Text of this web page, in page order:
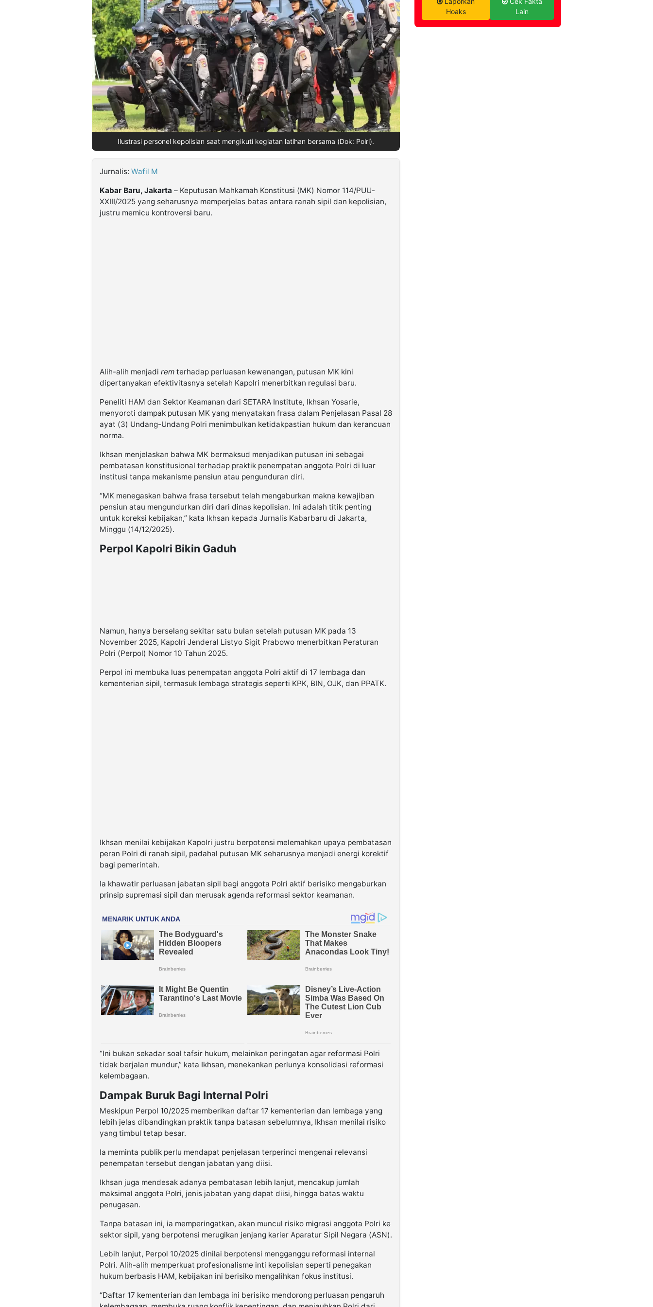
Ilustrasi personel kepolisian saat mengikuti kegiatan latihan bersama (Dok: Polri).
Jurnalis: Wafil M
Kabar Baru, Jakarta – Keputusan Mahkamah Konstitusi (MK) Nomor 114/PUU-
XXIII/2025 yang seharusnya memperjelas batas antara ranah sipil dan kepolisian,
justru memicu kontroversi baru.
Alih-alih menjadi rem terhadap perluasan kewenangan, putusan MK kini
dipertanyakan efektivitasnya setelah Kapolri menerbitkan regulasi baru.
Peneliti HAM dan Sektor Keamanan dari SETARA Institute, Ikhsan Yosarie,
menyoroti dampak putusan MK yang menyatakan frasa dalam Penjelasan Pasal 28
ayat (3) Undang-Undang Polri menimbulkan ketidakpastian hukum dan kerancuan
norma.
Ikhsan menjelaskan bahwa MK bermaksud menjadikan putusan ini sebagai
pembatasan konstitusional terhadap praktik penempatan anggota Polri di luar
institusi tanpa mekanisme pensiun atau pengunduran diri.
“MK menegaskan bahwa frasa tersebut telah mengaburkan makna kewajiban
pensiun atau mengundurkan diri dari dinas kepolisian. Ini adalah titik penting
untuk koreksi kebijakan,” kata Ikhsan kepada Jurnalis Kabarbaru di Jakarta,
Minggu (14/12/2025).
Perpol Kapolri Bikin Gaduh
Namun, hanya berselang sekitar satu bulan setelah putusan MK pada 13
November 2025, Kapolri Jenderal Listyo Sigit Prabowo menerbitkan Peraturan
Polri (Perpol) Nomor 10 Tahun 2025.
Perpol ini membuka luas penempatan anggota Polri aktif di 17 lembaga dan
kementerian sipil, termasuk lembaga strategis seperti KPK, BIN, OJK, dan PPATK.
Ikhsan menilai kebijakan Kapolri justru berpotensi melemahkan upaya pembatasan
peran Polri di ranah sipil, padahal putusan MK seharusnya menjadi energi korektif
bagi pemerintah.
Ia khawatir perluasan jabatan sipil bagi anggota Polri aktif berisiko mengaburkan
prinsip supremasi sipil dan merusak agenda reformasi sektor keamanan.
“Ini bukan sekadar soal tafsir hukum, melainkan peringatan agar reformasi Polri
tidak berjalan mundur,” kata Ikhsan, menekankan perlunya konsolidasi reformasi
kelembagaan.
Dampak Buruk Bagi Internal Polri
Meskipun Perpol 10/2025 memberikan daftar 17 kementerian dan lembaga yang
lebih jelas dibandingkan praktik tanpa batasan sebelumnya, Ikhsan menilai risiko
yang timbul tetap besar.
Ia meminta publik perlu mendapat penjelasan terperinci mengenai relevansi
penempatan tersebut dengan jabatan yang diisi.
Ikhsan juga mendesak adanya pembatasan lebih lanjut, mencakup jumlah
maksimal anggota Polri, jenis jabatan yang dapat diisi, hingga batas waktu
penugasan.
Tanpa batasan ini, ia memperingatkan, akan muncul risiko migrasi anggota Polri ke
sektor sipil, yang berpotensi merugikan jenjang karier Aparatur Sipil Negara (ASN).
Lebih lanjut, Perpol 10/2025 dinilai berpotensi mengganggu reformasi internal
Polri. Alih-alih memperkuat profesionalisme inti kepolisian seperti penegakan
hukum berbasis HAM, kebijakan ini berisiko mengalihkan fokus institusi.
“Daftar 17 kementerian dan lembaga ini berisiko mendorong perluasan pengaruh
Hoaks
Lain